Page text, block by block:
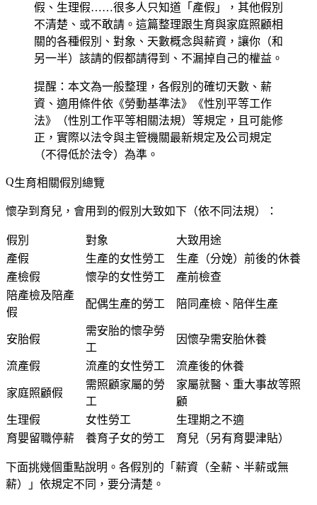
假、生理假……很多人只知道「產假」，其他假別
不清楚、或不敢請。這篇整理跟生育與家庭照顧相
關的各種假別、對象、天數概念與薪資，讓你（和
另一半）該請的假都請得到、不漏掉自己的權益。
提醒：本文為一般整理，各假別的確切天數、薪
資、適用條件依《勞動基準法》《性別平等工作
法》（性別工作平等相關法規）等規定，且可能修
正，實際以法令與主管機關最新規定及公司規定
（不得低於法令）為準。
生育相關假別總覽
懷孕到育兒，會用到的假別大致如下（依不同法規）：
假別 對象
大致用途
產假
生產的女性勞工
生產（分娩）前後的休養
產檢假
懷孕的女性勞工
產前檢查
陪產檢及陪產
假
配偶生產的勞工 陪同產檢、陪伴生產
安胎假
需安胎的懷孕勞
工
因懷孕需安胎休養
流產假 流產的女性勞工 流產後的休養
家庭照顧假
需照顧家屬的勞
工
家屬就醫、重大事故等照
顧
生理假
女性勞工
生理期之不適
育嬰留職停薪
養育子女的勞工 育兒（另有育嬰津貼）
下面挑幾個重點說明。各假別的「薪資（全薪、半薪或無
薪）」依規定不同，要分清楚。